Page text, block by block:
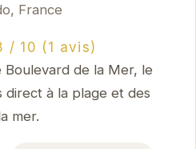
France
(1 avis)
Boulevard de la Mer, le
direct à la plage et des
mer.